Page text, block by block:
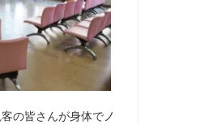
の皆さんが身体でノ